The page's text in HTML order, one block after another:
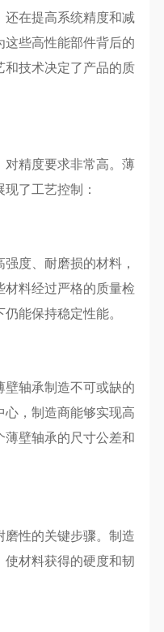
还在提高系统精度和减
这些高性能部件背后的
和技术决定了产品的质
对精度要求非常高。薄
了工艺控制：
度、耐磨损的材料，
材料经过严格的质量检
能保持稳定性能。
壁轴承制造不可或缺的
心，制造商能够实现高
薄壁轴承的尺寸公差和
磨性的关键步骤。制造
使材料获得的硬度和韧